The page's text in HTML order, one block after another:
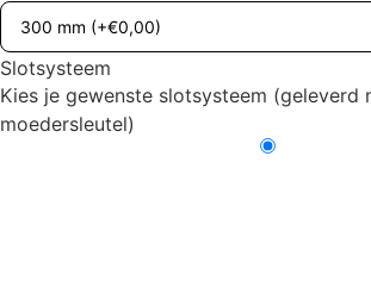
Slotsysteem
Kies je gewenste slotsysteem (geleverd
moedersleutel)